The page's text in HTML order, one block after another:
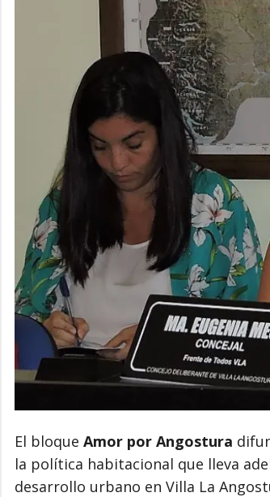
El bloque Amor por Angostura
la política habitacional que lleva
desarrollo urbano en Villa La